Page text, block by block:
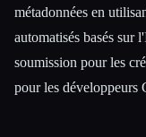
métadonnées en
automatisés basés sur
soumission pour les
pour les développeurs